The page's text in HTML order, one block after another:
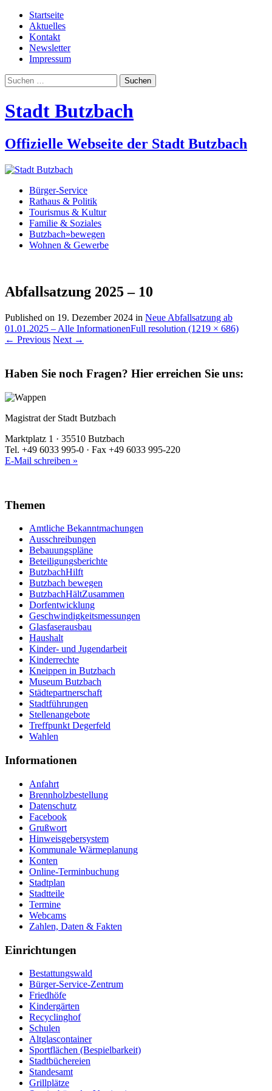
Startseite
Aktuelles
Kontakt
Newsletter
Impressum
Suchen
nach:
Stadt Butzbach
Offizielle Webseite der Stadt Butzbach
Bürger-Service
Rathaus & Politik
Tourismus & Kultur
Familie & Soziales
Butzbach»bewegen
Wohnen & Gewerbe
Abfallsatzung 2025 – 10
Published on 19. Dezember 2024 in Neue Abfallsatzung ab
01.01.2025 – Alle InformationenFull resolution (1219 × 686)
← Previous Next →
Haben Sie noch Fragen? Hier erreichen Sie uns:
Magistrat der Stadt Butzbach
Marktplatz 1 · 35510 Butzbach
Tel. +49 6033 995-0 · Fax +49 6033 995-220
E-Mail schreiben »
Themen
Amtliche Bekanntmachungen
Ausschreibungen
Bebauungspläne
Beteiligungsberichte
ButzbachHilft
Butzbach bewegen
ButzbachHältZusammen
Dorfentwicklung
Geschwindigkeitsmessungen
Glasfaserausbau
Haushalt
Kinder- und Jugendarbeit
Kinderrechte
Kneippen in Butzbach
Museum Butzbach
Städtepartnerschaft
Stadtführungen
Stellenangebote
Treffpunkt Degerfeld
Wahlen
Informationen
Anfahrt
Brennholzbestellung
Datenschutz
Facebook
Grußwort
Hinweisgebersystem
Kommunale Wärmeplanung
Konten
Online-Terminbuchung
Stadtplan
Stadtteile
Termine
Webcams
Zahlen, Daten & Fakten
Einrichtungen
Bestattungswald
Bürger-Service-Zentrum
Friedhöfe
Kindergärten
Recyclinghof
Schulen
Altglascontainer
Sportflächen (Bespielbarkeit)
Stadtbüchereien
Standesamt
Grillplätze